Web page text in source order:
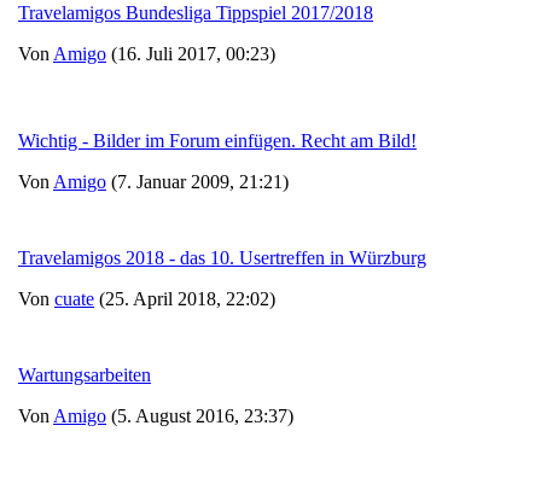
Travelamigos Bundesliga Tippspiel 2017/2018
Von Amigo (16. Juli 2017, 00:23)
Wichtig - Bilder im Forum einfügen. Recht am Bild!
Von Amigo (7. Januar 2009, 21:21)
Travelamigos 2018 - das 10. Usertreffen in Würzburg
Von cuate (25. April 2018, 22:02)
Wartungsarbeiten
Von Amigo (5. August 2016, 23:37)